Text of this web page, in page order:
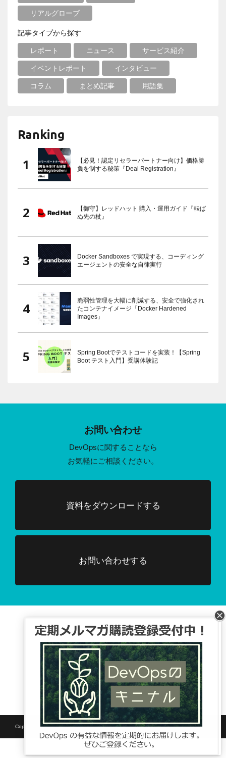
リアルグローブ
記事タイプから探す
レポート ニュース サービス紹介
イベントレポート インタビュー
コラム まとめ記事 用語集
Ranking
【必見！認定リセラーパートナー向け】価格勝
負を制する秘策『Deal Registration』
【御守】レッドハット 購入・運用ガイド『転ば
ぬ先の杖』
Docker Sandboxes で実現する、コーディング
エージェントの安全な自律実行
脆弱性管理を大幅に削減する、安全で強化され
たコンテナイメージ「Docker Hardened
Images」
Spring Bootでテストコードを実装！【Spring
Boot テスト入門】受講体験記
お問い合わせ
DevOpsに関することなら
お気軽にご相談ください。
資料をダウンロードする
お問い合わせする
Facebook、TwitterでDevOpsに関する
情報配信を行っています。
Tweets by DevOpsHubjp
Copyright © SB C&S Corp. All rights reserved.